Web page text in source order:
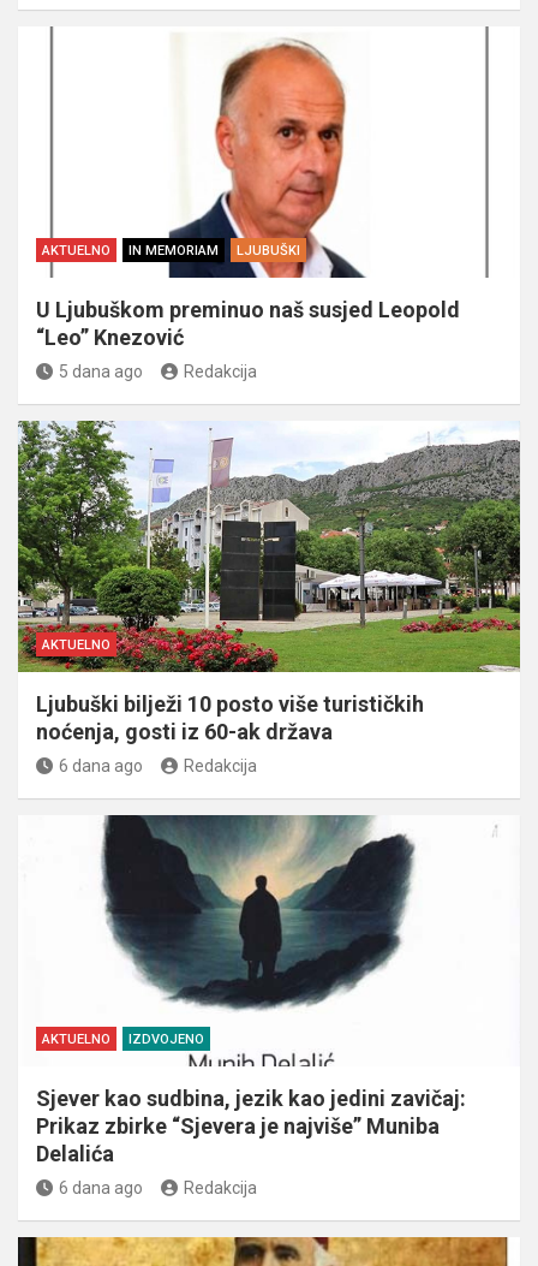
AKTUELNO IN MEMORIAM LJUBUŠKI
U Ljubuškom preminuo naš susjed Leopold
“Leo” Knezović
5 dana ago Redakcija
AKTUELNO
Ljubuški bilježi 10 posto više turističkih
noćenja, gosti iz 60-ak država
6 dana ago Redakcija
AKTUELNO IZDVOJENO
Sjever kao sudbina, jezik kao jedini zavičaj:
Prikaz zbirke “Sjevera je najviše” Muniba
Delalića
6 dana ago Redakcija